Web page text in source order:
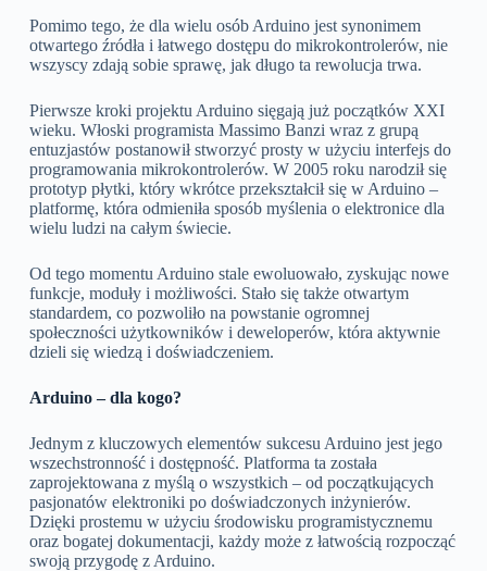
Pomimo tego, że dla wielu osób Arduino jest synonimem
otwartego źródła i łatwego dostępu do mikrokontrolerów, nie
wszyscy zdają sobie sprawę, jak długo ta rewolucja trwa.
Pierwsze kroki projektu Arduino sięgają już początków XXI
wieku. Włoski programista Massimo Banzi wraz z grupą
entuzjastów postanowił stworzyć prosty w użyciu interfejs do
programowania mikrokontrolerów. W 2005 roku narodził się
prototyp płytki, który wkrótce przekształcił się w Arduino –
platformę, która odmieniła sposób myślenia o elektronice dla
wielu ludzi na całym świecie.
Od tego momentu Arduino stale ewoluowało, zyskując nowe
funkcje, moduły i możliwości. Stało się także otwartym
standardem, co pozwoliło na powstanie ogromnej
społeczności użytkowników i deweloperów, która aktywnie
dzieli się wiedzą i doświadczeniem.
Arduino – dla kogo?
Jednym z kluczowych elementów sukcesu Arduino jest jego
wszechstronność i dostępność. Platforma ta została
zaprojektowana z myślą o wszystkich – od początkujących
pasjonatów elektroniki po doświadczonych inżynierów.
Dzięki prostemu w użyciu środowisku programistycznemu
oraz bogatej dokumentacji, każdy może z łatwością rozpocząć
swoją przygodę z Arduino.